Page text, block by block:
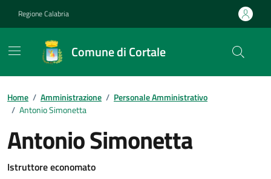
Regione Calabria
Comune di Cortale
Home / Amministrazione / Personale Amministrativo
/ Antonio Simonetta
Antonio Simonetta
Istruttore economato